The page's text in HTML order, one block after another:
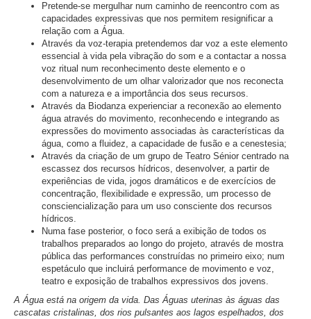
Pretende-se mergulhar num caminho de reencontro com as
capacidades expressivas que nos permitem resignificar a
relação com a Água.
Através da voz-terapia pretendemos dar voz a este elemento
essencial à vida pela vibração do som e a contactar a nossa
voz ritual num reconhecimento deste elemento e o
desenvolvimento de um olhar valorizador que nos reconecta
com a natureza e a importância dos seus recursos.
Através da Biodanza experienciar a reconexão ao elemento
água através do movimento, reconhecendo e integrando as
expressões do movimento associadas às características da
água, como a fluidez, a capacidade de fusão e a cenestesia;
Através da criação de um grupo de Teatro Sénior centrado na
escassez dos recursos hídricos, desenvolver, a partir de
experiências de vida, jogos dramáticos e de exercícios de
concentração, flexibilidade e expressão, um processo de
consciencialização para um uso consciente dos recursos
hídricos.
Numa fase posterior, o foco será a exibição de todos os
trabalhos preparados ao longo do projeto, através de mostra
pública das performances construídas no primeiro eixo; num
espetáculo que incluirá performance de movimento e voz,
teatro e exposição de trabalhos expressivos dos jovens.
A Água está na origem da vida. Das Águas uterinas às águas das
cascatas cristalinas, dos rios pulsantes aos lagos espelhados, dos